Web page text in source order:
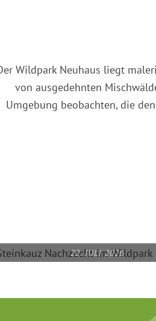
Wildpark Neuhaus liegt
von ausgedehnten
Umgebung beobachten, die
22. JULI 2026
STEINKAUZ
WILDPARK